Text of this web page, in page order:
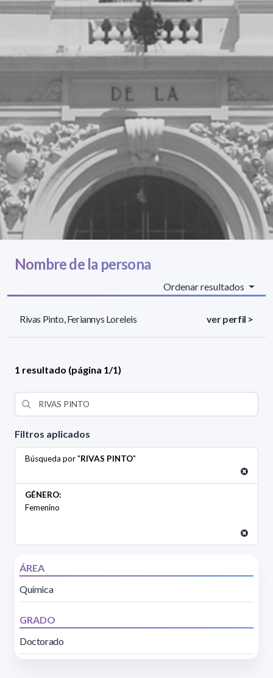
Filtros aplicados
Búsqueda por "RIVAS PINTO"
GÉNERO:
Femenino
ÁREA
Química
GRADO
Doctorado
Nombre de la persona
Ordenar resultados
Rivas Pinto, Feriannys Loreleis ver perfil >
1 resultado (página 1/1)